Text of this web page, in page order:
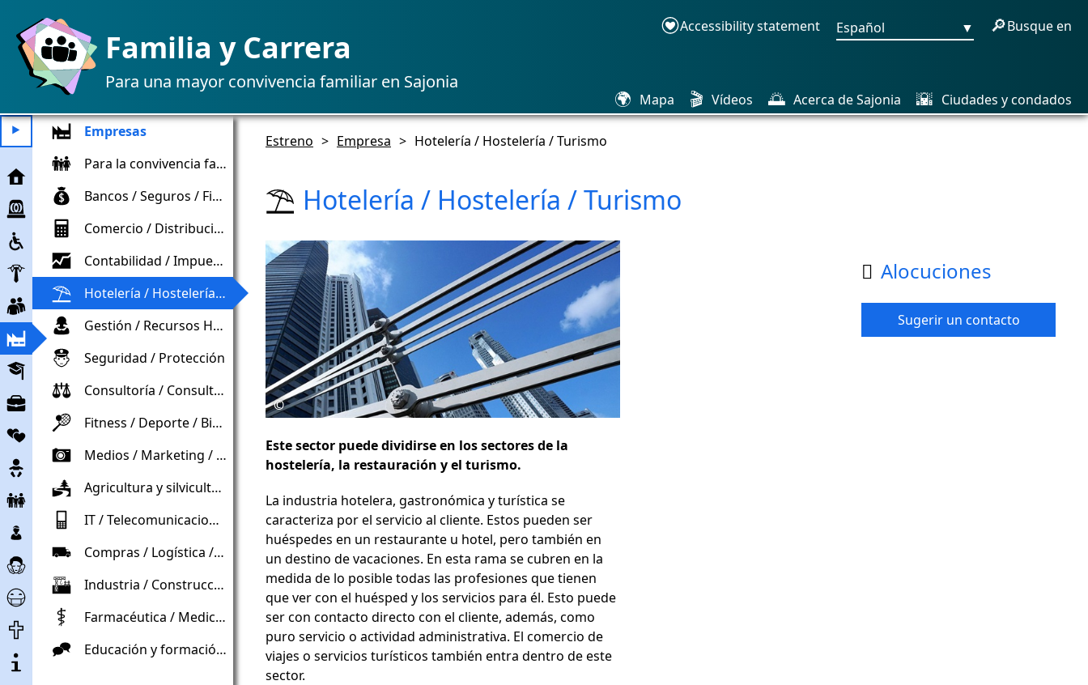
Familia y Carrera
Para una mayor convivencia familiar en Sajonia
Accessibility statement Español ▼ 🔎Busque en
🌍 Mapa 🎬 Vídeos 🌅 Acerca de Sajonia 🌇 Ciudades y condados
⯈
Estreno
Ayuda
de
emergencia
Inclusión
Empleador
Trabajadores
Empresa
Empresas
Para la convivencia familiar
Bancos / Seguros / Finanzas
Comercio / Distribución
Contabilidad / Impuestos / Controles
Hotelería / Hostelería / Turismo
Gestión / Recursos Humanos
Seguridad / Protección
Consultoría / Consultoría / Derecho
Fitness / Deporte / Bienestar
Medios / Marketing / Publicidad
Agricultura y silvicultura / Horticultura / Medio ambiente
IT / Telecomunicaciones
Compras / Logística / Gestión de materiales
Industria / Construcción / Comercio
Farmacéutica / Medicina / Cuidado / Salud
Educación y formación / Educación / Asuntos sociales
Educación
Mercado
de
trabajo
Vida
pareja
Embarazo
Niño
Familia
Los
niños
jovenes
Atención
asistencia
Ayuda
de
Corona
Final
de
Sobre
Estreno > Empresa > Hotelería / Hostelería / Turismo
Hotelería / Hostelería / Turismo
©
Este sector puede dividirse en los sectores de la
hostelería, la restauración y el turismo.
La industria hotelera, gastronómica y turística se
caracteriza por el servicio al cliente. Estos pueden ser
huéspedes en un restaurante u hotel, pero también en
un destino de vacaciones. En esta rama se cubren en la
medida de lo posible todas las profesiones que tienen
que ver con el huésped y los servicios para él. Esto puede
ser con contacto directo con el cliente, además, como
puro servicio o actividad administrativa. El comercio de
viajes o servicios turísticos también entra dentro de este
sector.
 Alocuciones
Sugerir un contacto